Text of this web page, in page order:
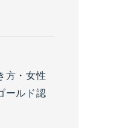
方・女性
ールド認